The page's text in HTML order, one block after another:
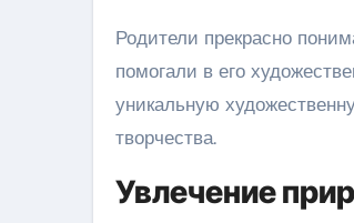
Родители прекрасно
помогали в его
уникальную
творчества.
Увлечение